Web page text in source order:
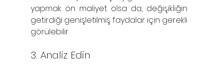
yapmak ön maliyet olsa da, değişikliğin
getirdiği genişletilmiş faydalar için gerekli
görülebilir.
3. Analiz Edin